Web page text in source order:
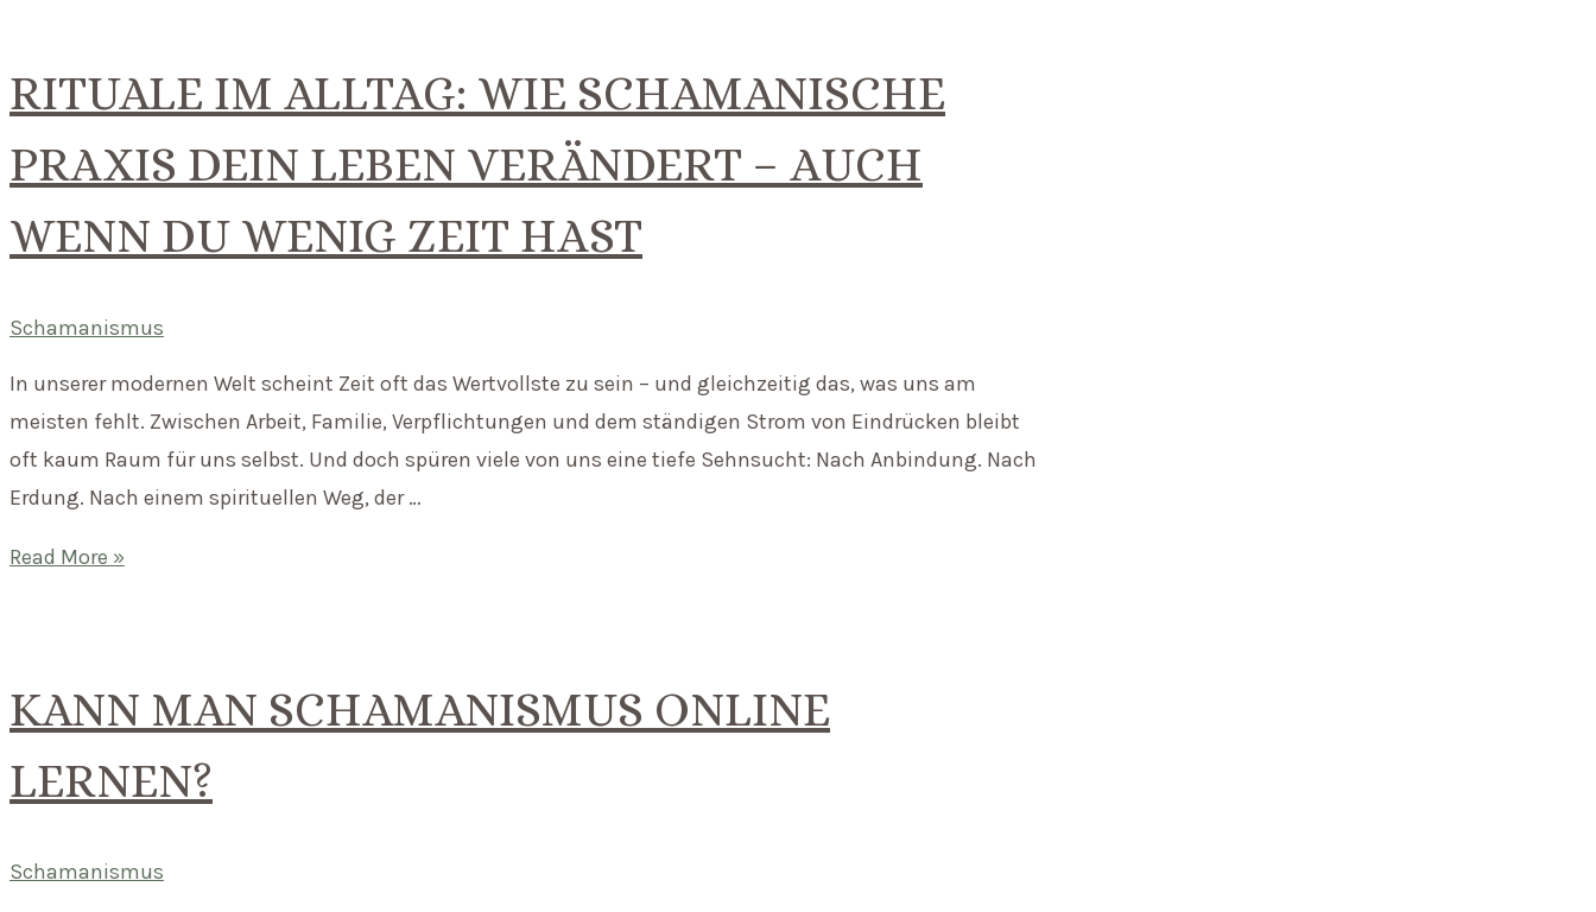
Der
der
RITUALE IM ALLTAG: WIE SCHAMANISCHE
PRAXIS DEIN LEBEN VERÄNDERT – AUCH
WENN DU WENIG ZEIT HAST
Schamanismus
In unserer modernen Welt scheint Zeit oft das Wertvollste zu sein – und gleichzeitig das, was uns am
meisten fehlt. Zwischen Arbeit, Familie, Verpflichtungen und dem ständigen Strom von Eindrücken bleibt
oft kaum Raum für uns selbst. Und doch spüren viele von uns eine tiefe Sehnsucht: Nach Anbindung. Nach
Erdung. Nach einem spirituellen Weg, der …
Rituale
schamanische
dein
verändert
Read More »
KANN MAN SCHAMANISMUS ONLINE
LERNEN?
Schamanismus